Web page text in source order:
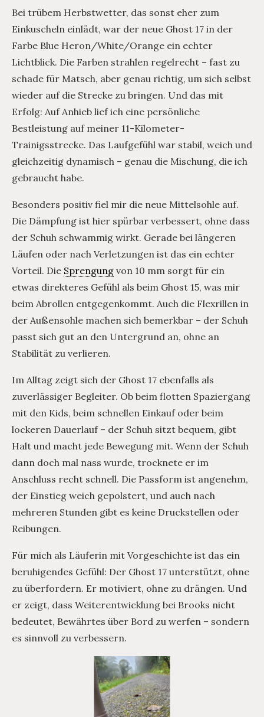
Bei trübem Herbstwetter, das sonst eher zum
Einkuscheln einlädt, war der neue Ghost 17 in der
Farbe Blue Heron/White/Orange ein echter
Lichtblick. Die Farben strahlen regelrecht – fast zu
schade für Matsch, aber genau richtig, um sich selbst
wieder auf die Strecke zu bringen. Und das mit
Erfolg: Auf Anhieb lief ich eine persönliche
Bestleistung auf meiner 11-Kilometer-
Trainigsstrecke. Das Laufgefühl war stabil, weich und
gleichzeitig dynamisch – genau die Mischung, die ich
gebraucht habe.
Besonders positiv fiel mir die neue Mittelsohle auf.
Die Dämpfung ist hier spürbar verbessert, ohne dass
der Schuh schwammig wirkt. Gerade bei längeren
Läufen oder nach Verletzungen ist das ein echter
Vorteil. Die Sprengung von 10 mm sorgt für ein
etwas direkteres Gefühl als beim Ghost 15, was mir
beim Abrollen entgegenkommt. Auch die Flexrillen in
der Außensohle machen sich bemerkbar – der Schuh
passt sich gut an den Untergrund an, ohne an
Stabilität zu verlieren.
Im Alltag zeigt sich der Ghost 17 ebenfalls als
zuverlässiger Begleiter. Ob beim flotten Spaziergang
mit den Kids, beim schnellen Einkauf oder beim
lockeren Dauerlauf – der Schuh sitzt bequem, gibt
Halt und macht jede Bewegung mit. Wenn der Schuh
dann doch mal nass wurde, trocknete er im
Anschluss recht schnell. Die Passform ist angenehm,
der Einstieg weich gepolstert, und auch nach
mehreren Stunden gibt es keine Druckstellen oder
Reibungen.
Für mich als Läuferin mit Vorgeschichte ist das ein
beruhigendes Gefühl: Der Ghost 17 unterstützt, ohne
zu überfordern. Er motiviert, ohne zu drängen. Und
er zeigt, dass Weiterentwicklung bei Brooks nicht
bedeutet, Bewährtes über Bord zu werfen – sondern
es sinnvoll zu verbessern.